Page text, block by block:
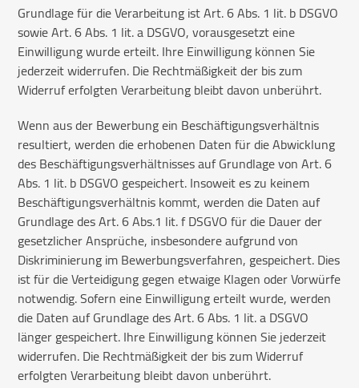
Grundlage für die Verarbeitung ist Art. 6 Abs. 1 lit. b DSGVO
sowie Art. 6 Abs. 1 lit. a DSGVO, vorausgesetzt eine
Einwilligung wurde erteilt. Ihre Einwilligung können Sie
jederzeit widerrufen. Die Rechtmäßigkeit der bis zum
Widerruf erfolgten Verarbeitung bleibt davon unberührt.
Wenn aus der Bewerbung ein Beschäftigungsverhältnis
resultiert, werden die erhobenen Daten für die Abwicklung
des Beschäftigungsverhältnisses auf Grundlage von Art. 6
Abs. 1 lit. b DSGVO gespeichert. Insoweit es zu keinem
Beschäftigungsverhältnis kommt, werden die Daten auf
Grundlage des Art. 6 Abs.1 lit. f DSGVO für die Dauer der
gesetzlicher Ansprüche, insbesondere aufgrund von
Diskriminierung im Bewerbungsverfahren, gespeichert. Dies
ist für die Verteidigung gegen etwaige Klagen oder Vorwürfe
notwendig. Sofern eine Einwilligung erteilt wurde, werden
die Daten auf Grundlage des Art. 6 Abs. 1 lit. a DSGVO
länger gespeichert. Ihre Einwilligung können Sie jederzeit
widerrufen. Die Rechtmäßigkeit der bis zum Widerruf
erfolgten Verarbeitung bleibt davon unberührt.